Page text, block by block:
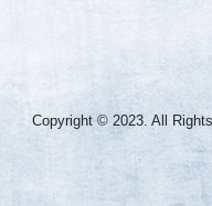
Copyright © 2023. All